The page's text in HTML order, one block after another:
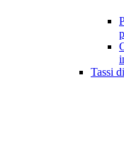
Tassi